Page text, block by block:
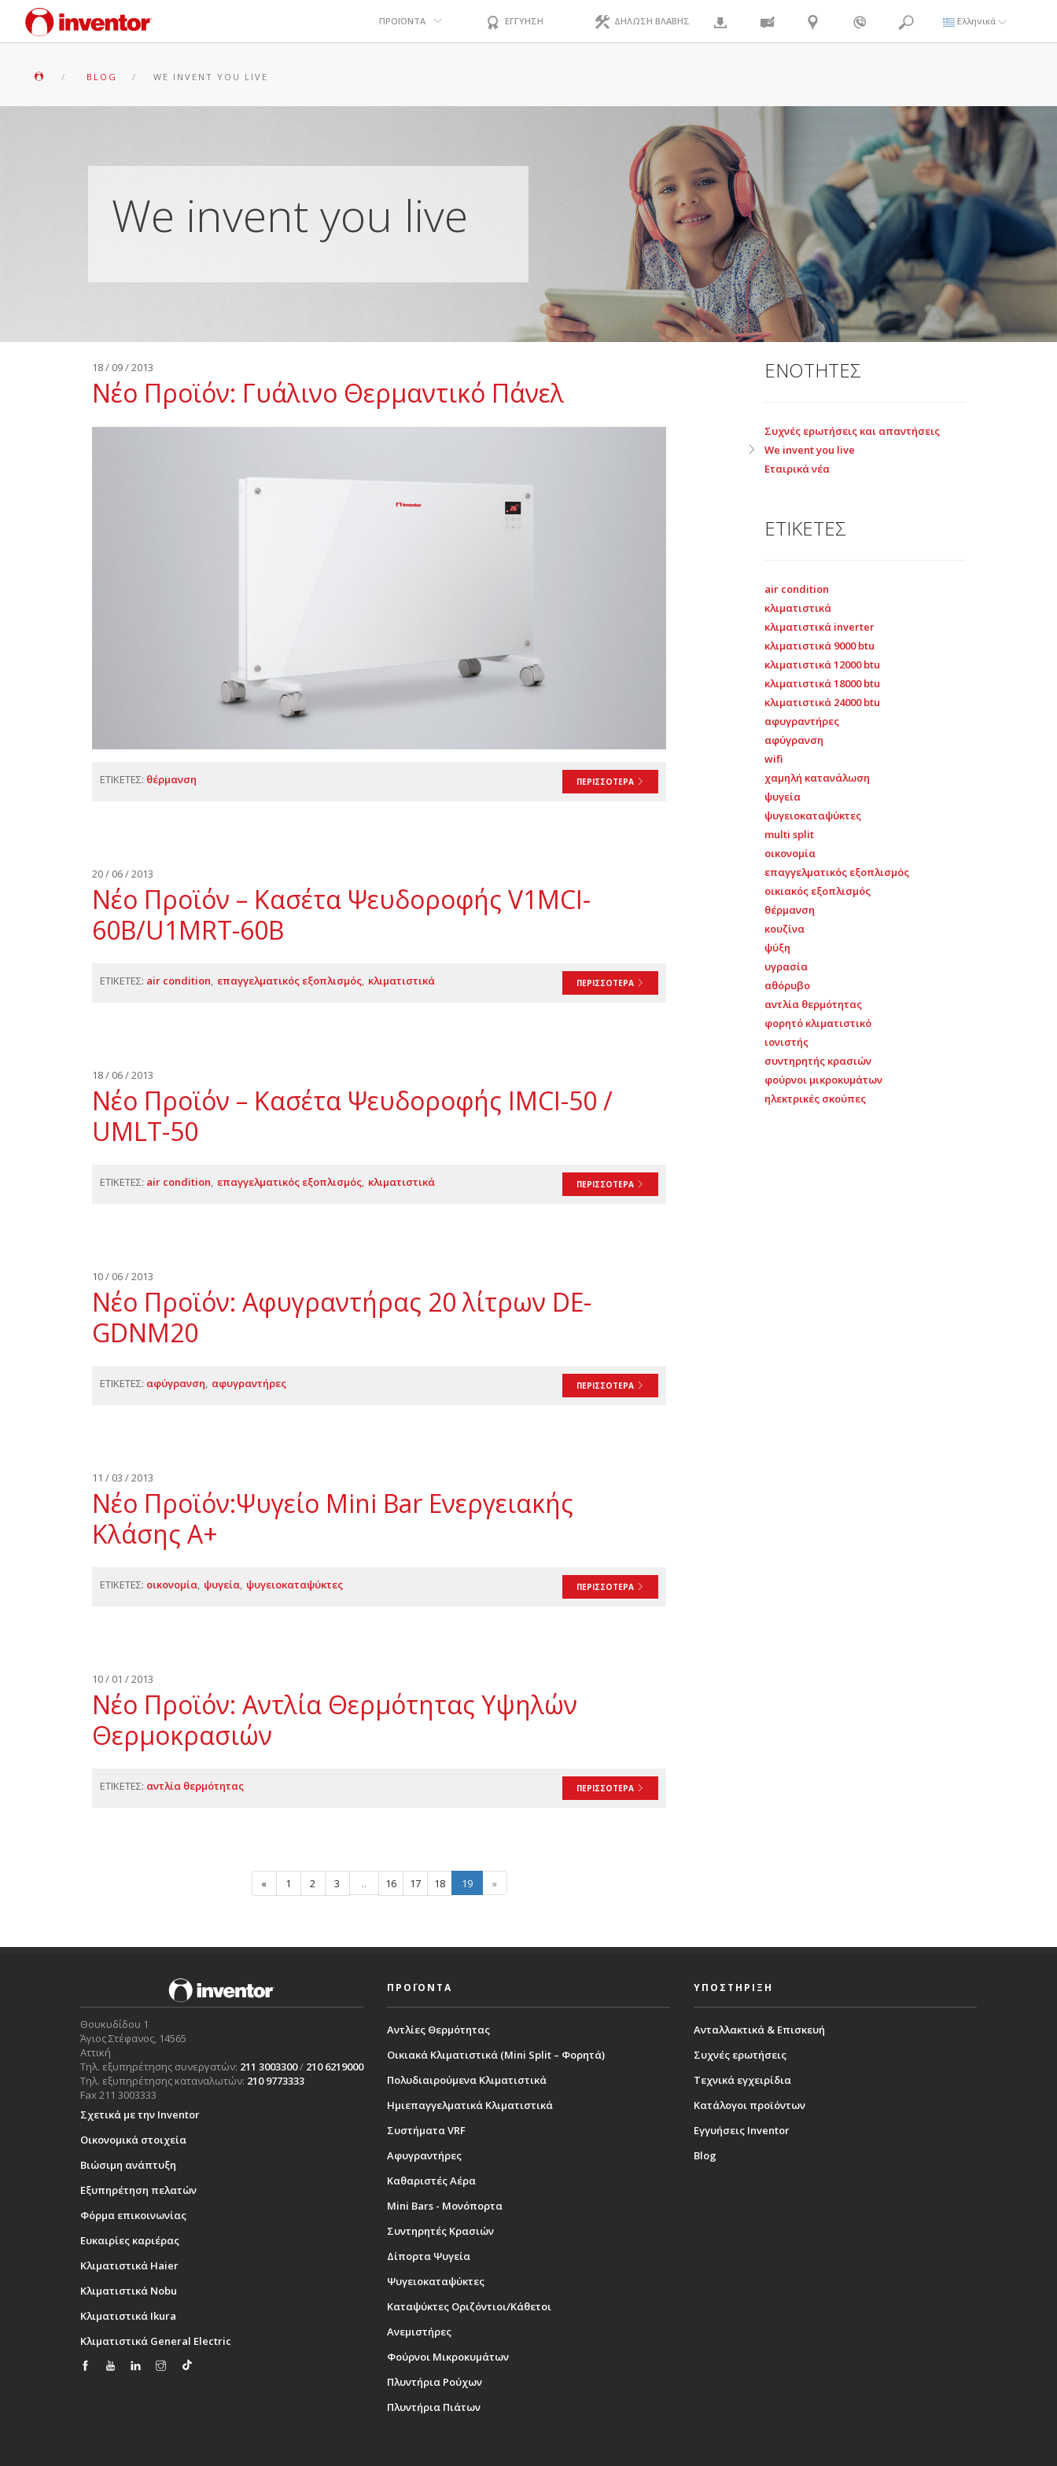
ΠΡΟΪΟΝΤΑ ΕΓΓΥΗΣΗ ΔΗΛΩΣΗ ΒΛΑΒΗΣ Ελληνικά
BLOG WE INVENT YOU LIVE
We invent you live
18 / 09 / 2013
Νέο Προϊόν: Γυάλινο Θερμαντικό Πάνελ
ΠΕΡΙΣΣΟΤΕΡΑ
ΕΤΙΚΕΤΕΣ: θέρμανση
20 / 06 / 2013
Νέο Προϊόν – Κασέτα Ψευδοροφής V1MCI-
60B/U1MRT-60B
ΠΕΡΙΣΣΟΤΕΡΑ
ΕΤΙΚΕΤΕΣ: air condition επαγγελματικός εξοπλισμός κλιματιστικά
18 / 06 / 2013
Νέο Προϊόν – Κασέτα Ψευδοροφής IMCI-50 /
UMLT-50
ΠΕΡΙΣΣΟΤΕΡΑ
ΕΤΙΚΕΤΕΣ: air condition επαγγελματικός εξοπλισμός κλιματιστικά
10 / 06 / 2013
Νέο Προϊόν: Αφυγραντήρας 20 λίτρων DE-
GDNM20
ΠΕΡΙΣΣΟΤΕΡΑ
ΕΤΙΚΕΤΕΣ: αφύγρανση αφυγραντήρες
11 / 03 / 2013
Νέο Προϊόν:Ψυγείο Mini Bar Ενεργειακής
Κλάσης Α+
ΠΕΡΙΣΣΟΤΕΡΑ
ΕΤΙΚΕΤΕΣ: οικονομία ψυγεία ψυγειοκαταψύκτες
10 / 01 / 2013
Νέο Προϊόν: Αντλία Θερμότητας Υψηλών
Θερμοκρασιών
ΠΕΡΙΣΣΟΤΕΡΑ
ΕΤΙΚΕΤΕΣ: αντλία θερμότητας
« 1 2 3 .. 16 17 18 19 »
ΕΝΟΤΗΤΕΣ
Συχνές ερωτήσεις και απαντήσεις
We invent you live
Εταιρικά νέα
ΕΤΙΚΕΤΕΣ
air condition
κλιματιστικά
κλιματιστικά inverter
κλιματιστικά 9000 btu
κλιματιστικά 12000 btu
κλιματιστικά 18000 btu
κλιματιστικά 24000 btu
αφυγραντήρες
αφύγρανση
wifi
χαμηλή κατανάλωση
ψυγεία
ψυγειοκαταψύκτες
multi split
οικονομία
επαγγελματικός εξοπλισμός
οικιακός εξοπλισμός
θέρμανση
κουζίνα
ψύξη
υγρασία
αθόρυβο
αντλία θερμότητας
φορητό κλιματιστικό
ιονιστής
συντηρητής κρασιών
φούρνοι μικροκυμάτων
ηλεκτρικές σκούπες
Θουκυδίδου 1
Άγιος Στέφανος, 14565
Αττική
Τηλ. εξυπηρέτησης συνεργατών: 211 3003300/ 210 6219000
Τηλ. εξυπηρέτησης καταναλωτών: 210 9773333
Fax 211 3003333
Σχετικά με την Inventor
Οικονομικά στοιχεία
Βιώσιμη ανάπτυξη
Εξυπηρέτηση πελατών
Φόρμα επικοινωνίας
Ευκαιρίες καριέρας
Κλιματιστικά Haier
Κλιματιστικά Nobu
Κλιματιστικά Ikura
Κλιματιστικά General Electric
ΠΡΟΪΟΝΤΑ
Αντλίες Θερμότητας
Οικιακά Κλιματιστικά (Mini Split – Φορητά)
Πολυδιαιρούμενα Κλιματιστικά
Ημιεπαγγελματικά Κλιματιστικά
Συστήματα VRF
Αφυγραντήρες
Καθαριστές Αέρα
Mini Bars - Μονόπορτα
Συντηρητές Κρασιών
Δίπορτα Ψυγεία
Ψυγειοκαταψύκτες
Καταψύκτες Οριζόντιοι/Κάθετοι
Ανεμιστήρες
Φούρνοι Μικροκυμάτων
Πλυντήρια Ρούχων
Πλυντήρια Πιάτων
ΥΠΟΣΤΗΡΙΞΗ
Ανταλλακτικά & Επισκευή
Συχνές ερωτήσεις
Τεχνικά εγχειρίδια
Κατάλογοι προϊόντων
Εγγυήσεις Inventor
Blog